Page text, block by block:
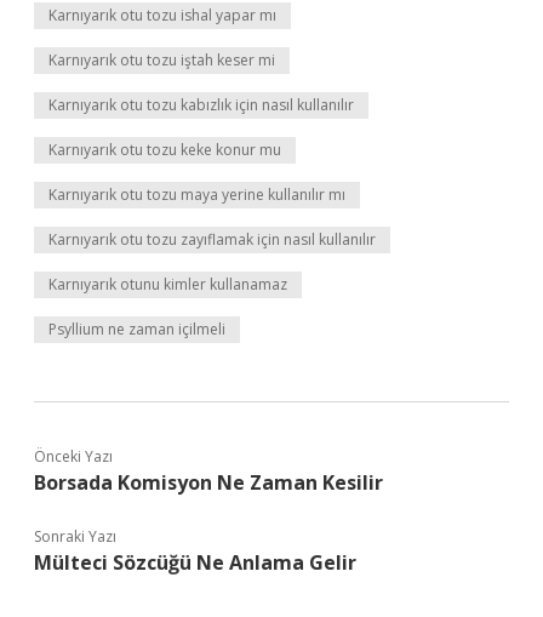
Karnıyarık otu tozu ishal yapar mı
Karnıyarık otu tozu iştah keser mi
Karnıyarık otu tozu kabızlık için nasıl kullanılır
Karnıyarık otu tozu keke konur mu
Karnıyarık otu tozu maya yerine kullanılır mı
Karnıyarık otu tozu zayıflamak için nasıl kullanılır
Karnıyarık otunu kimler kullanamaz
Psyllium ne zaman içilmeli
Önceki Yazı
Borsada Komisyon Ne Zaman Kesilir
Sonraki Yazı
Mülteci Sözcüğü Ne Anlama Gelir